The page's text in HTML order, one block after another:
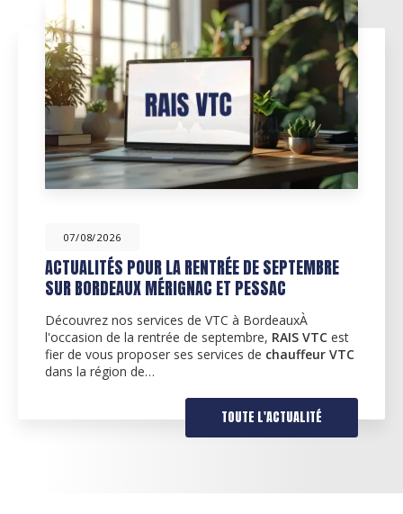
07/08/2026
ACTUALITÉS POUR LA RENTRÉE DE SEPTEMBRE
SUR BORDEAUX MÉRIGNAC ET PESSAC
Découvrez nos services de VTC à BordeauxÀ
l'occasion de la rentrée de septembre,RAIS VTCest
fier de vous proposer ses services dechauffeur VTC
dans la région de…
TOUTE L'ACTUALITÉ